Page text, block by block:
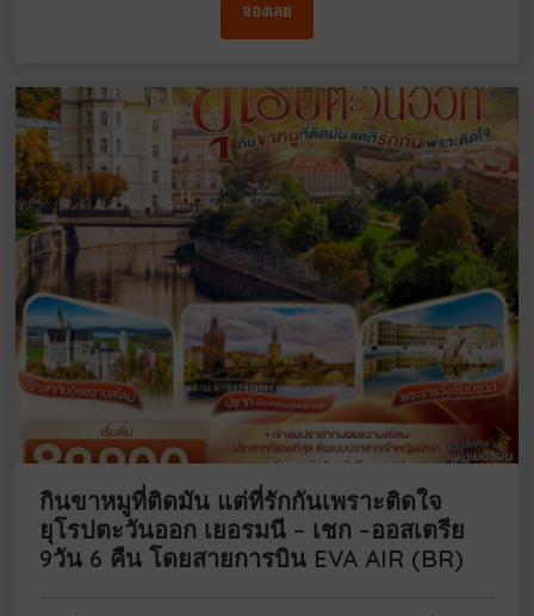
จองเลย
กินขาหมูที่ติดมัน แต่ที่รักกันเพราะติดใจ
ยุโรปตะวันออก เยอรมนี – เชก –ออสเตรีย
9วัน 6 คืน โดยสายการบิน EVA AIR (BR)